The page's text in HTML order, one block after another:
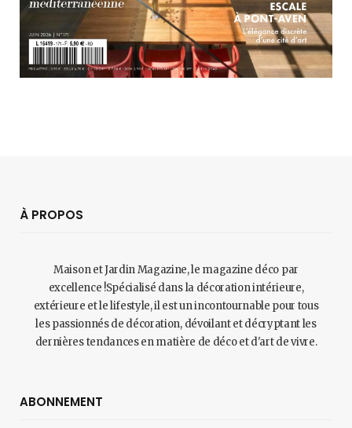
À PROPOS
Maison et Jardin Magazine, le magazine déco par
excellence !Spécialisé dans la décoration intérieure,
extérieure et le lifestyle, il est un incontournable pour tous
les passionnés de décoration, dévoilant et décryptant les
dernières tendances en matière de déco et d'art de vivre.
ABONNEMENT